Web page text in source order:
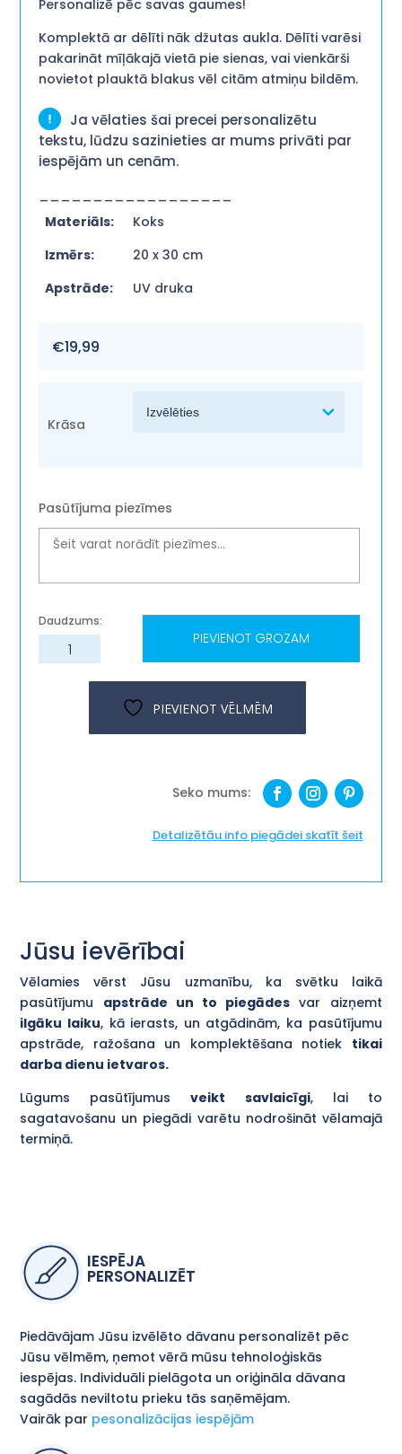
Personalizē pēc savas gaumes!
Komplektā ar dēlīti nāk džutas aukla. Dēlīti varēsi
pakarināt mīļākajā vietā pie sienas, vai vienkārši
novietot plauktā blakus vēl citām atmiņu bildēm.
Ja vēlaties šai precei personalizētu
tekstu, lūdzu sazinieties ar mums privāti par
iespējām un cenām.
Materiāls:
Koks
Izmērs:
20 x 30 cm
Apstrāde:
UV druka
€19,99
Krāsa
Pasūtījuma piezīmes
Koka
dekors-
PIEVIENOT GROZAM
PIEVIENOT VĒLMĒM
Detalizētāu info piegādei skatīt šeit
Jūsu ievērībai
Vēlamies vērst Jūsu uzmanību, ka svētku laikā
pasūtījumu apstrāde un to piegādes var aizņemt
ilgāku laiku, kā ierasts, un atgādinām, ka pasūtījumu
apstrāde, ražošana un komplektēšana notiek tikai
darba dienu ietvaros.
Lūgums pasūtījumusveikt savlaicīgi, lai to
sagatavošanu un piegādi varētu nodrošināt vēlamajā
termiņā.
IESPĒJA
PERSONALIZĒT
Piedāvājam Jūsu izvēlēto dāvanu personalizēt pēc
Jūsu vēlmēm, ņemot vērā mūsu tehnoloģiskās
iespējas. Individuāli pielāgota un oriģināla dāvana
sagādās neviltotu prieku tās saņēmējam.
Vairāk par pesonalizācijas iespējām